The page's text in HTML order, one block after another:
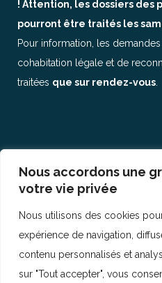
Nous accordons une
votre vie privée
Nous utilisons des cookies
expérience de navigation,
contenu personnalisés et
sur "Tout accepter", vous
! Attention, les dossiers des
pourront être traités les
Pour information, les
cohabitation légale et de
traitées que sur rendez-vous
© Copyright